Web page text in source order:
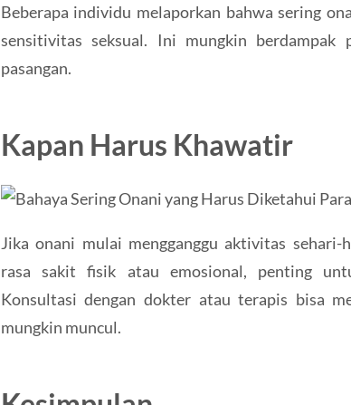
Beberapa individu melaporkan bahwa sering
sensitivitas seksual. Ini mungkin berdampak
pasangan.
Kapan Harus Khawatir
Jika onani mulai mengganggu aktivitas sehari-
rasa sakit fisik atau emosional, penting
Konsultasi dengan dokter atau terapis bisa
mungkin muncul.